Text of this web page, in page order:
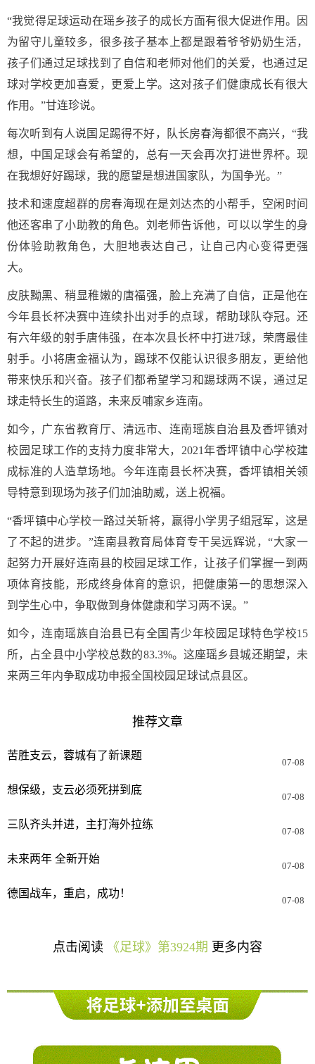
“我觉得足球运动在瑶乡孩子的成长方面有很大促进作用。因
为留守儿童较多，很多孩子基本上都是跟着爷爷奶奶生活，
孩子们通过足球找到了自信和老师对他们的关爱，也通过足
球对学校更加喜爱，更爱上学。这对孩子们健康成长有很大
作用。”甘连珍说。
每次听到有人说国足踢得不好，队长房春海都很不高兴，“我
想，中国足球会有希望的，总有一天会再次打进世界杯。现
在我想好好踢球，我的愿望是想进国家队，为国争光。”
技术和速度超群的房春海现在是刘达杰的小帮手，空闲时间
他还客串了小助教的角色。刘老师告诉他，可以以学生的身
份体验助教角色，大胆地表达自己，让自己内心变得更强
大。
皮肤黝黑、稍显稚嫩的唐福强，脸上充满了自信，正是他在
今年县长杯决赛中连续扑出对手的点球，帮助球队夺冠。还
有六年级的射手唐伟强，在本次县长杯中打进7球，荣膺最佳
射手。小将唐金福认为，踢球不仅能认识很多朋友，更给他
带来快乐和兴奋。孩子们都希望学习和踢球两不误，通过足
球走特长生的道路，未来反哺家乡连南。
如今，广东省教育厅、清远市、连南瑶族自治县及香坪镇对
校园足球工作的支持力度非常大，2021年香坪镇中心学校建
成标准的人造草场地。今年连南县长杯决赛，香坪镇相关领
导特意到现场为孩子们加油助威，送上祝福。
“香坪镇中心学校一路过关斩将，赢得小学男子组冠军，这是
了不起的进步。”连南县教育局体育专干吴远辉说，“大家一
起努力开展好连南县的校园足球工作，让孩子们掌握一到两
项体育技能，形成终身体育的意识，把健康第一的思想深入
到学生心中，争取做到身体健康和学习两不误。”
如今，连南瑶族自治县已有全国青少年校园足球特色学校15
所，占全县中小学校总数的83.3%。这座瑶乡县城还期望，未
来两三年内争取成功申报全国校园足球试点县区。
推荐文章
苦胜支云，蓉城有了新课题
07-08
想保级，支云必须死拼到底
07-08
三队齐头并进，主打海外拉练
07-08
未来两年 全新开始
07-08
德国战车，重启，成功！
07-08
点击阅读 《足球》第3924期 更多内容